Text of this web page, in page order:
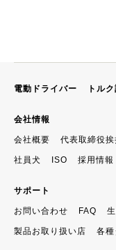
電動ドライバー トル
会社情報
会社概要 代表取締役挨
社員犬 ISO 採用情報
サポート
お問い合わせ FAQ
製品お取り扱い店 各種